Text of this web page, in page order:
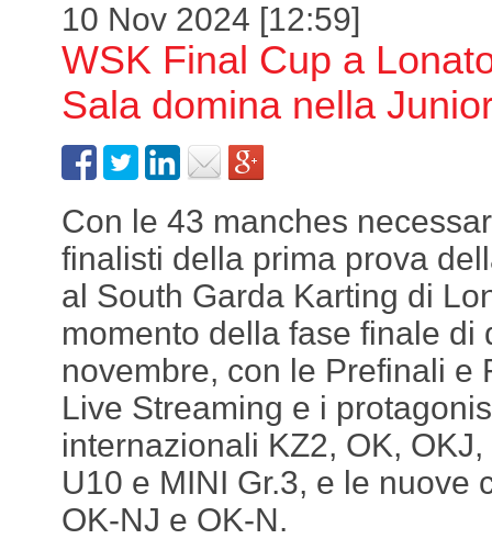
10 Nov 2024 [12:59]
WSK Final Cup a
Sala domina nella
Con le 43 manches
finalisti della prima prova
al South Garda Karting di
momento della fase finale di
novembre, con le Prefinali e
Live Streaming e i
internazionali KZ2, OK,
U10 e MINI Gr.3, e le nuove
OK-NJ e OK-N.